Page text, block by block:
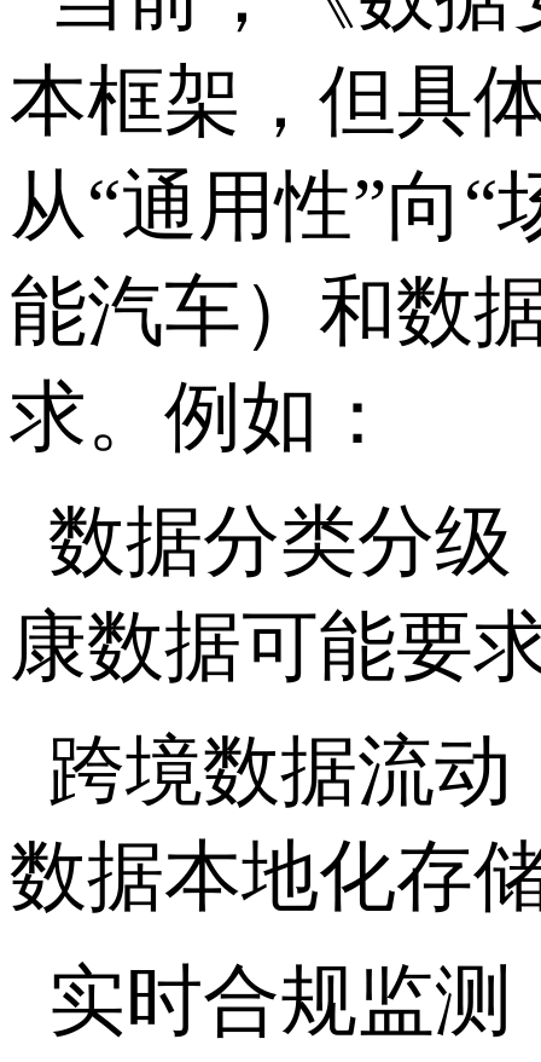
本框架，但具
从“通用性”向
能汽车）和数
求。例如：
数据分类分级
康数据可能要
跨境数据流
数据本地化存
实时合规监